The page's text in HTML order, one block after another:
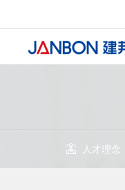
人才理念